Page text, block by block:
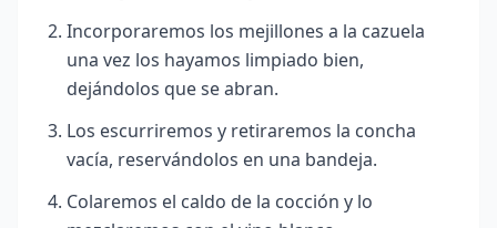
Incorporaremos los mejillones a la cazuela
una vez los hayamos limpiado bien,
dejándolos que se abran.
Los escurriremos y retiraremos la concha
vacía, reservándolos en una bandeja.
Colaremos el caldo de la cocción y lo